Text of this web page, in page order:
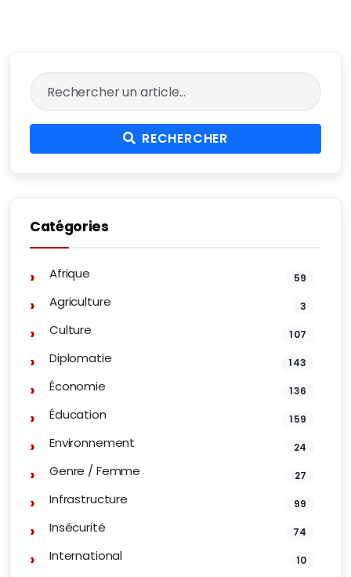
RECHERCHER
Catégories
Afrique 59
Agriculture 3
Culture 107
Diplomatie 143
Économie 136
Éducation 159
Environnement 24
Genre / Femme 27
Infrastructure 99
Insécurité 74
International 10